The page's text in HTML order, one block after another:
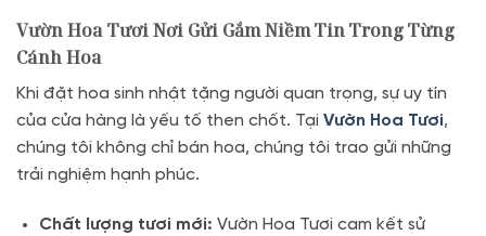
Vườn Hoa Tươi Nơi Gửi Gắm Niềm Tin Trong Từng
Cánh Hoa
Khi đặt hoa sinh nhật tặng người quan trọng, sự uy tín
của cửa hàng là yếu tố then chốt. Tại Vườn Hoa Tươi,
chúng tôi không chỉ bán hoa, chúng tôi trao gửi những
trải nghiệm hạnh phúc.
Chất lượng tươi mới: Vườn Hoa Tươi cam kết sử